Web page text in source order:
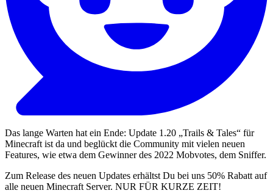
Das lange Warten hat ein Ende: Update 1.20 „Trails & Tales“ für
Minecraft ist da und beglückt die Community mit vielen neuen
Features, wie etwa dem Gewinner des 2022 Mobvotes, dem Sniffer.
Zum Release des neuen Updates erhältst Du bei uns 50% Rabatt auf
alle neuen Minecraft Server. NUR FÜR KURZE ZEIT!